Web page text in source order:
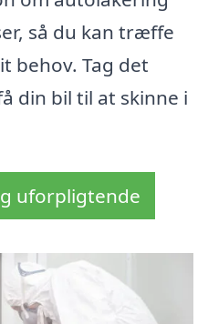
så du kan træffe
behov. Tag det
din bil til at skinne i
uforpligtende